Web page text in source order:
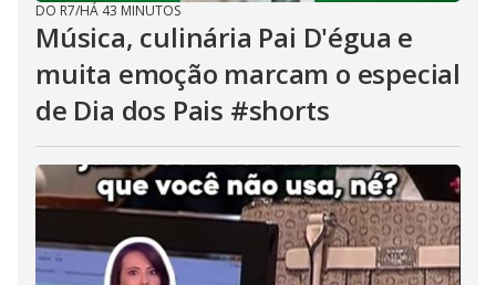
DO R7/HÁ 43 MINUTOS
Música, culinária Pai D'égua e
muita emoção marcam o especial
de Dia dos Pais #shorts